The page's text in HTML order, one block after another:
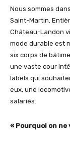
Nous sommes
Saint-Martin.
Château-Landon
mode durable est
six corps de
une vaste cour
labels qui
eux, une
salariés.
« Pourquoi on